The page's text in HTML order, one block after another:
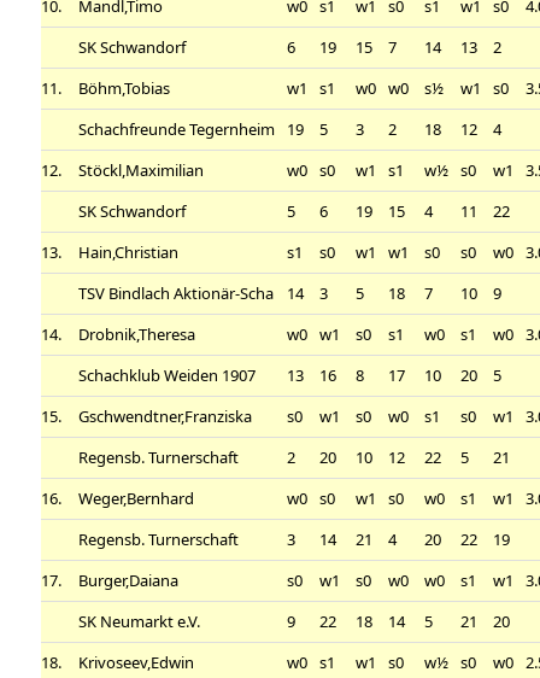
10.
Mandl,Timo w0 s1 w1 s0 s1 w1 s0
SK Schwandorf
6 19 15 7 14 13
2
11.
Böhm,Tobias w1 s1 w0 w0 s½ w1 s0
Schachfreunde Tegernheim
19 5 3 2 18 12
4
12.
Stöckl,Maximilian w0 s0 w1 s1 w½ s0 w1
SK Schwandorf
5 6 19 15 4 11
22
13.
Hain,Christian s1 s0 w1 w1 s0 s0 w0
TSV Bindlach Aktionär-Scha
14 3 5 18 7 10
9
14.
Drobnik,Theresa w0 w1 s0 s1 w0 s1 w0
Schachklub Weiden 1907
13 16 8 17 10 20
5
15.
Gschwendtner,Franziska s0 w1 s0 w0 s1 s0 w1
Regensb. Turnerschaft
2 20 10 12 22 5
21
16.
Weger,Bernhard w0 s0 w1 s0 w0 s1 w1
Regensb. Turnerschaft
3 14 21 4 20 22
19
17.
Burger,Daiana s0 w1 s0 w0 w0 s1 w1
SK Neumarkt e.V.
9 22 18 14 5 21
20
18.
Krivoseev,Edwin w0 s1 w1 s0 w½ s0 w0